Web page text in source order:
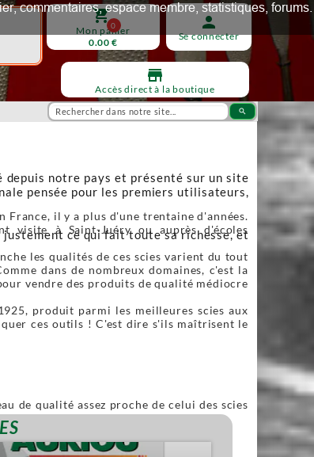
search
person
Se connecter
shopping_cart
0
Mon panier
0.00 €
France, il y a plus d'une trentaine d'années.
visite à Saint-Juéry ou auprès d'écoles
les qualités de ces scies varient du tout
dans de nombreux domaines, c'est la
vendre des produits de qualité médiocre
produit parmi les meilleures scies aux
ces outils ! C'est dire s'ils maîtrisent le
de qualité assez proche de celui des scies
store
Accès direct à la boutique
notre pays et présenté sur un site
pensée pour les premiers utilisateurs,
ce qui fait toute sa richesse, et
commentaires, espace membre, statistiques, forums.